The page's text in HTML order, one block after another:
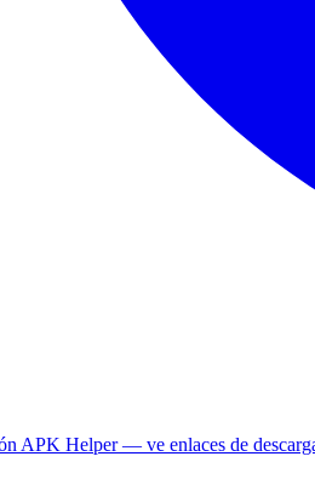
APK Helper — ve enlaces de